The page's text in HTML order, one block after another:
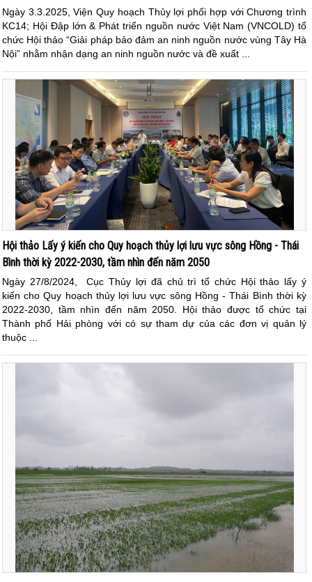
Ngày 3.3.2025, Viện Quy hoạch Thủy lợi phối hợp với Chương trình
KC14; Hội Đập lớn & Phát triển nguồn nước Việt Nam (VNCOLD) tổ
chức Hội thảo “Giải pháp bảo đảm an ninh nguồn nước vùng Tây Hà
Nội” nhằm nhận dạng an ninh nguồn nước và đề xuất ...
Hội thảo Lấy ý kiến cho Quy hoạch thủy lợi lưu vực sông Hồng - Thái
Bình thời kỳ 2022-2030, tầm nhìn đến năm 2050
Ngày 27/8/2024, Cục Thủy lợi đã chủ trì tổ chức Hội thảo lấy ý
kiến cho Quy hoạch thủy lợi lưu vực sông Hồng - Thái Bình thời kỳ
2022-2030, tầm nhìn đến năm 2050. Hội thảo được tổ chức tại
Thành phố Hải phòng với có sự tham dự của các đơn vị quản lý
thuộc ...